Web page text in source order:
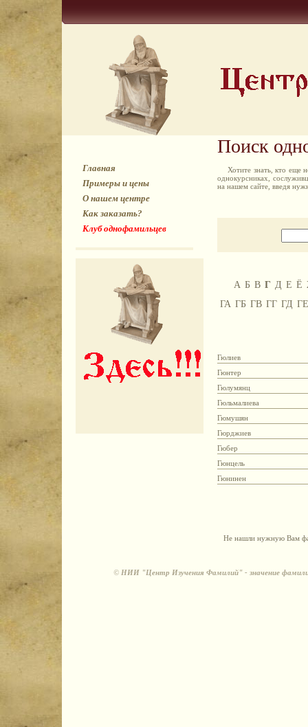
Главная
Примеры и цены
О нашем центре
Как заказать?
Клуб однофамильцев
Поиск
Хотите знать, кто еще
однокурсниках,
на нашем сайте, введя
А Б В Г Д Е Ё
ГА ГБ ГВ ГГ ГД ГЕ
Гюлиев
Гюнтер
Гюлумянц
Гюльмалиева
Гюмушян
Гюрджиев
Гюбер
Гюнцель
Гюнинен
Не нашли нужную Вам
© НИИ "Центр Изучения Фамилий" - значение